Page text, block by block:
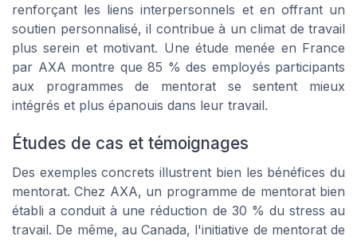
renforçant les liens interpersonnels et en offrant un
soutien personnalisé, il contribue à un climat de travail
plus serein et motivant. Une étude menée en France
par AXA montre que 85 % des employés participants
aux programmes de mentorat se sentent mieux
intégrés et plus épanouis dans leur travail.
Études de cas et témoignages
Des exemples concrets illustrent bien les bénéfices du
mentorat. Chez AXA, un programme de mentorat bien
établi a conduit à une réduction de 30 % du stress au
travail. De même, au Canada, l'initiative de mentorat de